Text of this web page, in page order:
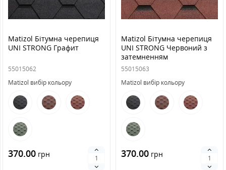
Matizol Бітумна черепиця
UNI STRONG Графит
55015062
Matizol вибір кольору
370.00 грн
Matizol Бітумна черепиця
UNI STRONG Червоний з
затемненням
55015063
Matizol вибір кольору
370.00 грн